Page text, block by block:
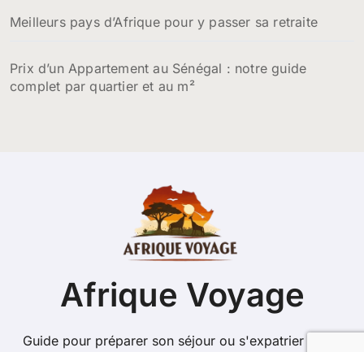
Meilleurs pays d’Afrique pour y passer sa retraite
Prix d’un Appartement au Sénégal : notre guide
complet par quartier et au m²
Afrique Voyage
Guide pour préparer son séjour ou s'expatrier sur le